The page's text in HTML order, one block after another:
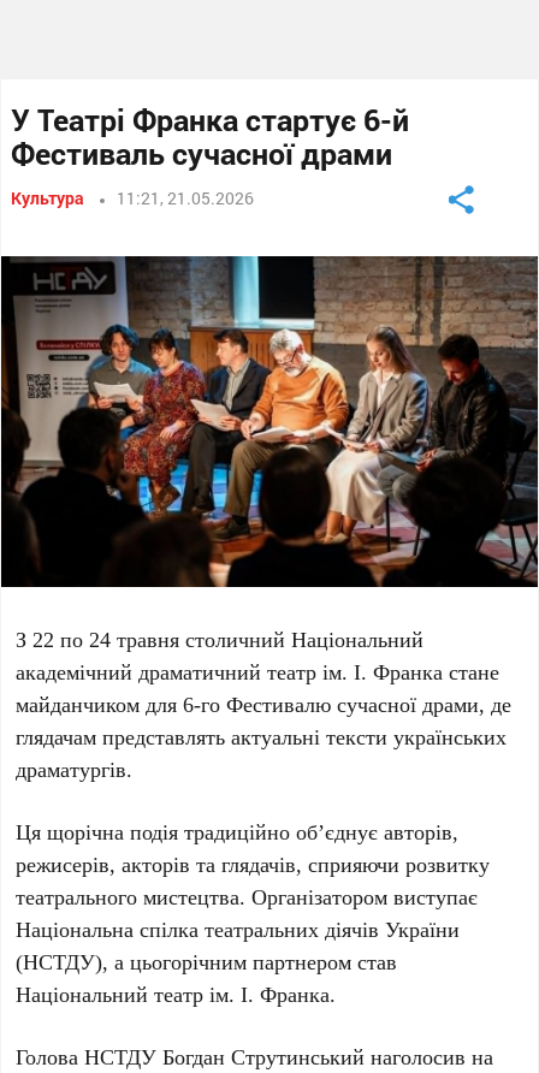
У Театрі Франка стартує 6-й
Фестиваль сучасної драми
Культура 11:21, 21.05.2026
З22 по24 травня столичнийНаціональний
академічний драматичний театр ім. І. Франка стане
майданчиком для6-го Фестивалю сучасної драми, де
глядачам представлять актуальні тексти українських
драматургів.
Ця щорічна подія традиційно об’єднує авторів,
режисерів, акторів та глядачів, сприяючи розвитку
театрального мистецтва. Організатором виступає
Національна спілка театральних діячів України
(НСТДУ), а цьогорічним партнером став
Національний театр ім. І. Франка.
ГоловаНСТДУ Богдан Струтинський наголосив на